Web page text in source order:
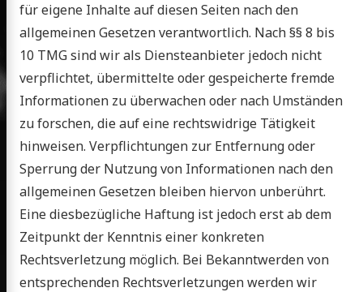
für eigene Inhalte auf diesen Seiten nach den
allgemeinen Gesetzen verantwortlich. Nach §§ 8 bis
10 TMG sind wir als Diensteanbieter jedoch nicht
verpflichtet, übermittelte oder gespeicherte fremde
Informationen zu überwachen oder nach Umständen
zu forschen, die auf eine rechtswidrige Tätigkeit
hinweisen. Verpflichtungen zur Entfernung oder
Sperrung der Nutzung von Informationen nach den
allgemeinen Gesetzen bleiben hiervon unberührt.
Eine diesbezügliche Haftung ist jedoch erst ab dem
Zeitpunkt der Kenntnis einer konkreten
Rechtsverletzung möglich. Bei Bekanntwerden von
entsprechenden Rechtsverletzungen werden wir